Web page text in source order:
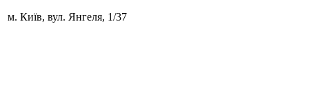
м. Київ, вул. Янгеля, 1/37